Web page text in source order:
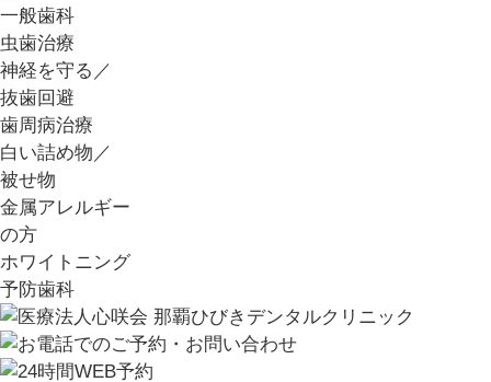
一般歯科
虫歯治療
神経を守る／
抜歯回避
歯周病治療
白い詰め物／
被せ物
金属アレルギー
の方
ホワイトニング
予防歯科